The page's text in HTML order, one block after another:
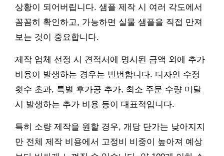
상황이 되어버립니다. 샘플 제작 시 여러 각도에서
꼼꼼히 확인하고, 가능하면 실물 샘플을 직접 만져
보는 것이 중요합니다.
제작 업체 선정 시 견적서에 명시된 금액 외에 추가
비용이 발생하는 경우는 빈번합니다. 디자인 수정
횟수 초과, 특별 후가공 추가, 최소 주문 수량 미달
시 발생하는 추가 비용 등이 대표적입니다.
특히 소량 제작을 원할 경우, 개당 단가는 낮아지지
만 전체 제작 비용에서 고정비 비중이 높아져 예상